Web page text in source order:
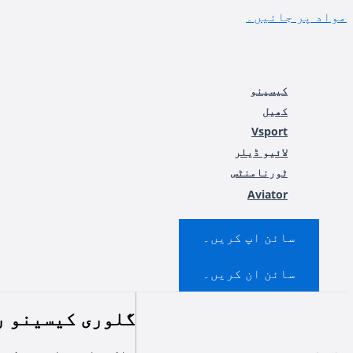
مواد پر جائیں۔
کیسینو
کھیل
Vsport
لائیو ڈیلر
ٹورنامنٹس
Aviator
سائن اپ کریں۔
سائن ان کریں۔
گلوری کیسینو